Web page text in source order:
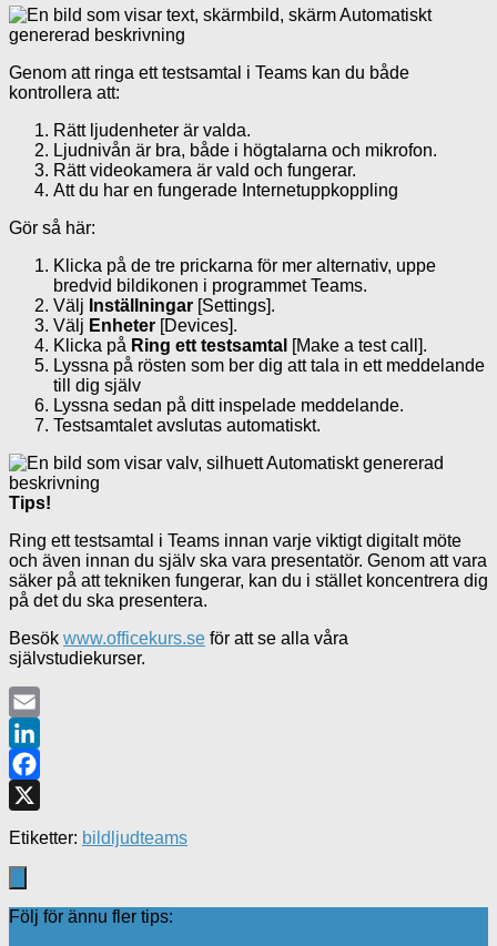
Genom att ringa ett testsamtal i Teams kan du både
kontrollera att:
Rätt ljudenheter är valda.
Ljudnivån är bra, både i högtalarna och mikrofon.
Rätt videokamera är vald och fungerar.
Att du har en fungerade Internetuppkoppling
Gör så här:
Klicka på de tre prickarna för mer alternativ, uppe
bredvid bildikonen i programmet Teams.
Välj Inställningar [Settings].
Välj Enheter [Devices].
Klicka på Ring ett testsamtal [Make a test call].
Lyssna på rösten som ber dig att tala in ett meddelande
till dig själv
Lyssna sedan på ditt inspelade meddelande.
Testsamtalet avslutas automatiskt.
Tips!
Ring ett testsamtal i Teams innan varje viktigt digitalt möte
och även innan du själv ska vara presentatör. Genom att vara
säker på att tekniken fungerar, kan du i stället koncentrera dig
på det du ska presentera.
Besök www.officekurs.se för att se alla våra
självstudiekurser.
Email
LinkedIn
Facebook
Etiketter: bild ljudteams
Följ för ännu fler tips: